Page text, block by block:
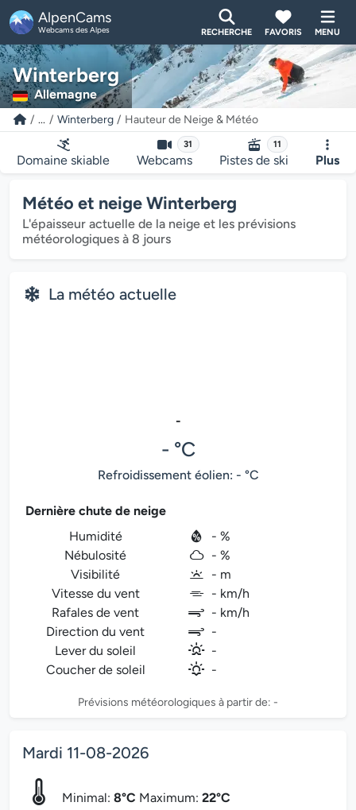
AlpenCams
Webcams des Alpes RECHERCHE FAVORIS MENU
Winterberg
Allemagne
... Winterberg Hauteur de Neige & Météo
Domaine skiable
31
Webcams
11
Pistes de ski Plus
Météo et neige Winterberg
L'épaisseur actuelle de la neige et les prévisions
météorologiques à 8 jours
La météo actuelle
-
- °C
Refroidissement éolien: - °C
Dernière chute de neige
Humidité
- %
Nébulosité
- %
Visibilité
- m
Vitesse du vent
- km/h
Rafales de vent
- km/h
Direction du vent
-
Lever du soleil
-
Coucher de soleil
-
Prévisions météorologiques à partir de: -
Mardi 11-08-2026
Minimal: 8°C Maximum: 22°C